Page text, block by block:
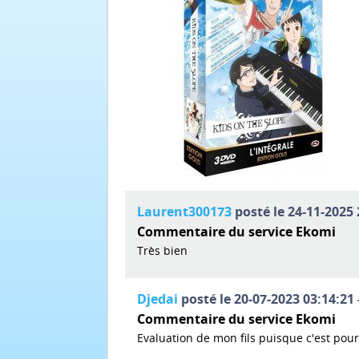
Laurent300173 posté le 24-11-
Commentaire du service Ekomi
Très bien
Djedai posté le 20-07-2023
Commentaire du service Ekomi
Evaluation de mon fils puisque c'est